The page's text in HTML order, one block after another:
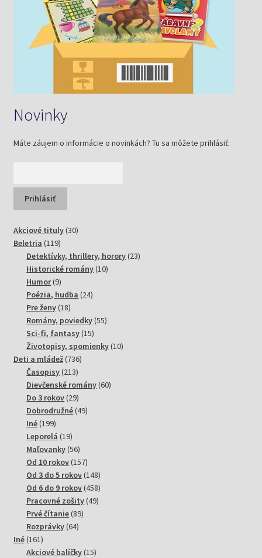
Novinky
Máte záujem o informácie o novinkách? Tu sa môžete prihlásiť:
Akciové tituly 3030
Beletria 119119
produktov
Detektívky, thrillery, horory 2323
Historické romány 1010
Humor 99
produktov
Poézia, hudba 2424
Pre ženy 1818
produktov
Romány, poviedky 5555
Sci-fi, fantasy 1515
produktov
Životopisy, spomienky 1010
Deti a mládež 736736
Časopisy 213213
produktov
Dievčenské romány 6060
Do 3 rokov 2929
produktov
Dobrodružné 4949
Iné 199199
produktov
Leporelá 1919
produktov
Maľovanky 5656
produktov
Od 10 rokov 157157
produktov
Od 3 do 5 rokov 148148
produktov
Od 6 do 9 rokov 458458
produktov
Pracovné zošity 4949
Prvé čítanie 8989
Rozprávky 6464
Iné 161161
produktov
Akciové balíčky 1515